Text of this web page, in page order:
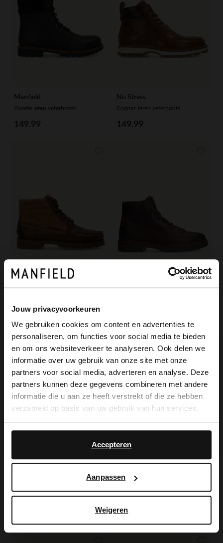
Jouw privacyvoorkeuren
We gebruiken cookies om content en advertenties te
personaliseren, om functies voor social media te bieden
en om ons websiteverkeer te analyseren. Ook delen we
informatie over uw gebruik van onze site met onze
partners voor social media, adverteren en analyse. Deze
partners kunnen deze gegevens combineren met andere
informatie die u aan ze heeft verstrekt of die ze hebben
verzameld op basis van uw gebruik van hun services.
Accepteren
Aanpassen
Weigeren
Manfield
Zwarte leren veterboots
149.99
No Stress
Cognac leren veterboots
149.99
Cognac suède veterboots
-60%
Taupe suède veterboots
139.99
×
View this website in English?
It looks like your language isn't Dutch. Would
you like to switch to English?
English